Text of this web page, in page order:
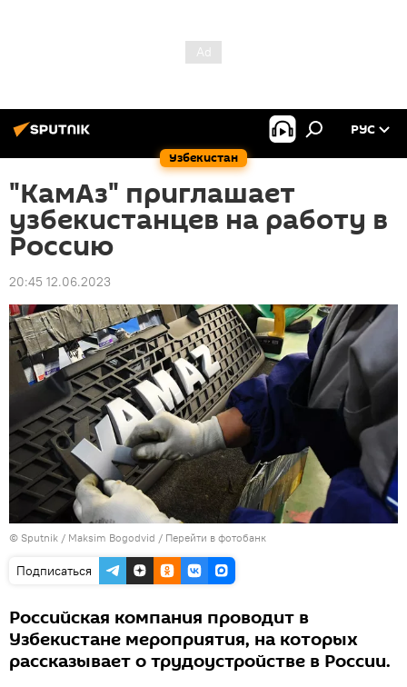
Узбекистан
РУС
"КамАз" приглашает
узбекистанцев на работу в
Россию
20:45 12.06.2023
© Sputnik / Maksim Bogodvid / Перейти в фотобанк
Подписаться
Российская компания проводит в
Узбекистане мероприятия, на которых
рассказывает о трудоустройстве в России.